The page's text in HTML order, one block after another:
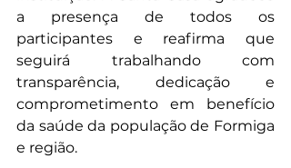
a presença de todos os
participantes e reafirma que
seguirá trabalhando com
transparência, dedicação e
comprometimento em benefício
da saúde da população de Formiga
e região.